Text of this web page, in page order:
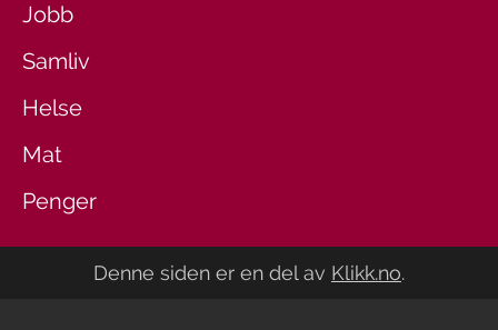
Jobb
Samliv
Helse
Mat
Penger
Denne siden er en del av Klikk.no.